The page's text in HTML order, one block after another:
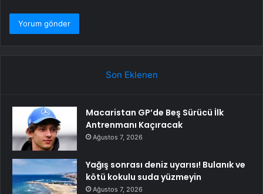
Son Eklenen
Macaristan GP’de Beş Sürücü İlk
Antrenmanı Kaçıracak
Ağustos 7, 2026
Yağış sonrası deniz uyarısı! Bulanık ve
kötü kokulu suda yüzmeyin
Ağustos 7, 2026